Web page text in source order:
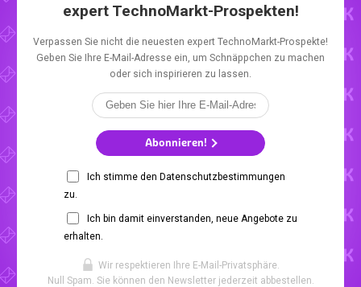
expert TechnoMarkt-Prospekten!
Verpassen Sie nicht die neuesten expert TechnoMarkt-Prospekte!
Geben Sie Ihre E-Mail-Adresse ein, um Schnäppchen zu machen
oder sich inspirieren zu lassen.
Abonnieren!
Ich stimme den Datenschutzbestimmungen
zu.
Ich bin damit einverstanden, neue Angebote zu
erhalten.
Wir respektieren Ihre E-Mail-Privatsphäre.
Null Spam. Sie können den Newsletter jederzeit abbestellen.